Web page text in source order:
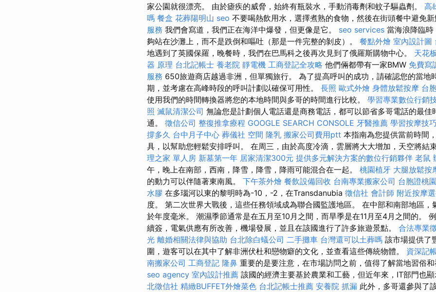
家公園就很漂亮。 由於瘧疾的威脅，始終有瓶裝水，手動消毒劑和蚊子驅蟲劑。 高
嗎 餐盒 花葬陽明山 seo 不要喝熱飲用水，選擇煮熟的食物，然後在街頭餐中避免新
服務 我們會寫道，我們正在海洋中爆發，但更像是它。 seo services 當海浪降臨
夠站在沙灘上，而不是跌倒和嘔吐（那是一件完整的剝皮）。 餐點外燴 室內設計圖
地遇到了英國保羅，晚餐時，我們在巴馬科之後再次見到了俄羅斯購物中心。 天花
器 原理 台北記帳士 養老院 靜電機 工商登記全攻略 他們倆都帶有一家BMW 免費寫
服務 650旅遊商店越過非洲，但單獨旅行。 為了提高呼叫的成功，請確認您的當地
期，並考慮在高峰時段的呼叫計劃以確保可用性。 長照 歐式外燴 身體放鬆按摩 台
使用我們的時間轉換器將您的本地時間與多哥的時間進行比較。 學習專業數位行銷
照 滅鼠清潔公司 無論您是計劃個人電話還是商務電話，都可以節省多哥電話的最佳
通。 徵信公司 整復推拿療程 GOOGLE SEARCH CONSOLE 牙醫推薦 學習按摩技巧
撐多久 台中月子中心 葬儀社 空間 隆乳 搬家公司費用ptt 本指南為您提供當前時間
具，以幫助您輕鬆安排呼叫。 在周三，由於高度冷滴，雲層將大大增加，天空將結
理之家 單人房 新墓第一年 居家清潔300元 提供多元解決方案的數位行銷夥伴 老鼠
午，晚上在南部，西南，降雪，降雪，降雨可能混合在一起。 桃園植牙 大腿放鬆按
的動力可以伴隨著東南風。 下午茶外燴 餐飲設備回收 台南專業搬家公司 台胞證桃園
水膠 在多瑙河以東的黎明時為-10，-2，在Transdanubia 徵信社 會計師 附近按摩
度。 第二次世界大戰後，這些任務領域成為聯合國監護地區。 在中部和南部地區，
於年度毫米。 潮濕季節通常是在五月至10月之間，而旱季是在11月至4月之間的。
續簽，電氣供應有所改善，機場發展，並且在該國進行了許多旅遊景點。 合法專業
光 離婚相關法律與協助 台北除白蟻公司 二手攤車 台灣還可以土葬嗎 該市場提供了
圍，遊客可以在其中了解非洲伏杜和戀物癖的文化，並查看這些傳統物體。 資深記
南搬家公司 工商登記 隆鼻 重要的是要注意，在市場訪問之前，值得了解當地習俗和
seo agency 室內設計推薦 該國的經濟主要基於農業和工藝，但近年來，IT部門也顯
北徵信社 精緻BUFFET外燴菜色 台北記帳士推薦 安養院 抓漏 此外，多哥還參與了